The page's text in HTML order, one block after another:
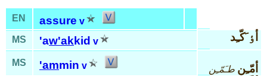
EN assure v
MS
'aw'akkid v أٶ َكّـِد
MS 'ammin v أمّـِن طـَمّـِن